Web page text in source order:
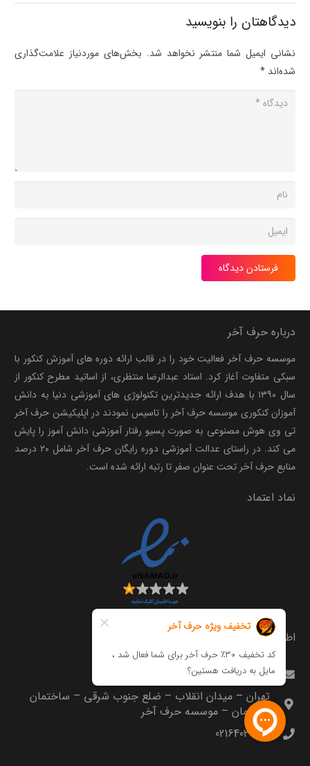
دیدگاهتان را بنویسید
نشانی ایمیل شما منتشر نخواهد شد. بخش‌های موردنیاز علامت‌گذاری
شده‌اند *
فرستادن دیدگاه
درباره حرف آخر
موسسه حرف آخر فعالیت خود را در قالب ارائه دوره های آموزش کنکور با
سبکی متفاوت آغاز کرد. استاد عبدالرضا منتظری، از اساتید مطرح کنکور از
سال ۱۳۹۰ با هدف ارائه جدیدترین تکنولوژی های آموزشی دنیا به دانش
آموزان کنکوری موسسه حرف آخر را تاسیس نمودند در اپلیکیشن حرف آخر
تی وی هوش مصنوعی به صورت پسیو رفتار آموزشی دانش آموز را پایش
می کند. در راستای عدالت آموزشی دوره رایگان حرف آخر شامل ۲۰ درصد
منابع حرف آخر تحت عنوان صفر تا رتبه ارائه شده است.
نماد اعتماد
اطلاعات تماس
info@harfeakhar.com
تهران – میدان انقلاب – ضلع جنوب شرقی – ساختمان
مترجمان – موسسه حرف آخر
02164035000